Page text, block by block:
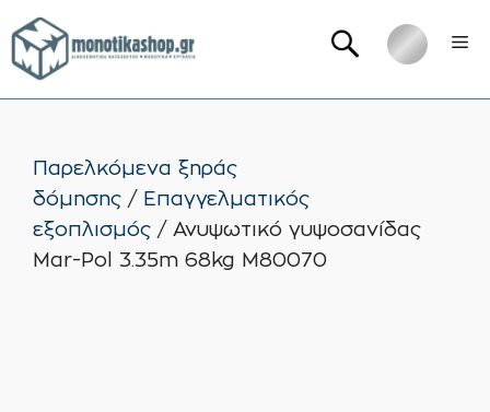
Μετάβαση
σε
περιεχόμενο
Παρελκόμενα ξηράς
δόμησης / Επαγγελματικός
εξοπλισμός / Ανυψωτικό γυψοσανίδας
Mar-Pol 3.35m 68kg M80070